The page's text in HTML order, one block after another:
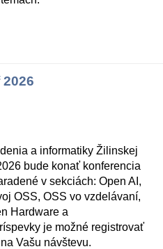
a informatiky Žilinskej
bude konať konferencia
v sekciách: Open AI,
OSS, OSS vo vzdelávaní,
Hardware a
je možné registrovať
Vašu návštevu.